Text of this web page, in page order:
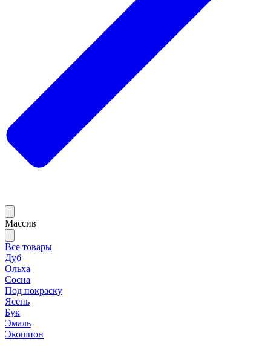
Массив
Все товары
Дуб
Ольха
Сосна
Под покраску
Ясень
Бук
Эмаль
Экошпон